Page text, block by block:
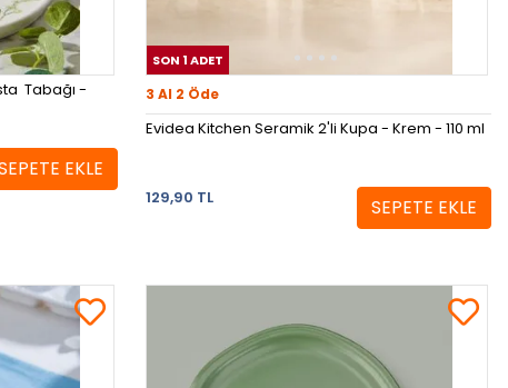
Tabağı -
EKLE
SON 1 ADET
3 Al 2 Öde
Evidea Kitchen Seramik 2'li Kupa - Krem - 110 ml
129,90 TL SEPETE EKLE